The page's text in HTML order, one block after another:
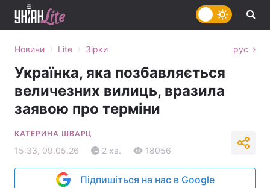
Новини › Lite › Зірки рус
Українка, яка позбавляється
величезних вилиць, вразила
заявою про терміни
КАТЕРИНА ШВАРЦ
15:33, 09.05.26 2 хв. 18056
Підпишіться на нас в Google